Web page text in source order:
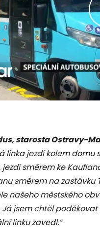
starosta Ostravy-
linka jezdí kolem domu
jezdí směrem ke
směrem na zastávku
našeho městského
Já jsem chtěl
linku zavedl.”